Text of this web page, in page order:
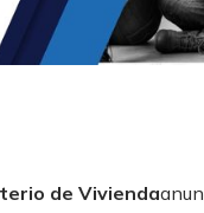
de Vivienda